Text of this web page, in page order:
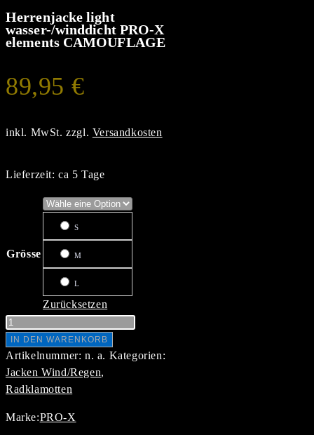
Herrenjacke light
wasser-/winddicht PRO-X
elements CAMOUFLAGE
89,95 €
inkl. MwSt. zzgl. Versandkosten
Lieferzeit:ca 5 Tage
Grösse
S
M
L
Zurücksetzen
Herrenjacke
light
wasser-/winddicht
PRO-
X
CAMOUFLAGE
IN DEN WARENKORB
Artikelnummer: n. a. Kategorien:
Jacken Wind/Regen,
Radklamotten
Marke:PRO-X